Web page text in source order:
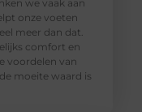
we vaak aan
onze voeten
meer dan dat.
comfort en
voordelen van
moeite waard is